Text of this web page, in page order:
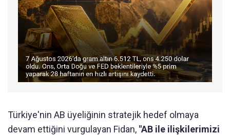
Türkiye'nin AB üyeliğinin stratejik hedef olmaya
devam ettiğini vurgulayan Fidan, "AB ile ilişkilerimizi